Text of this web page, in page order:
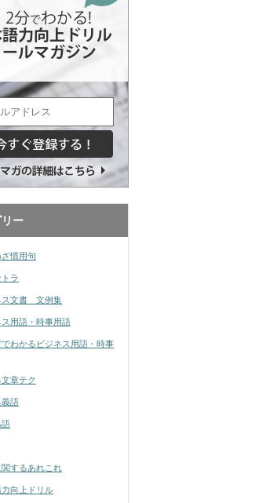
ー
ざ慣用句
ラ
ス文書 文例集
ス用語・時事用語
でわかるビジネス用語・時事
章テク
義語
語
するあれこれ
力向上ドリル